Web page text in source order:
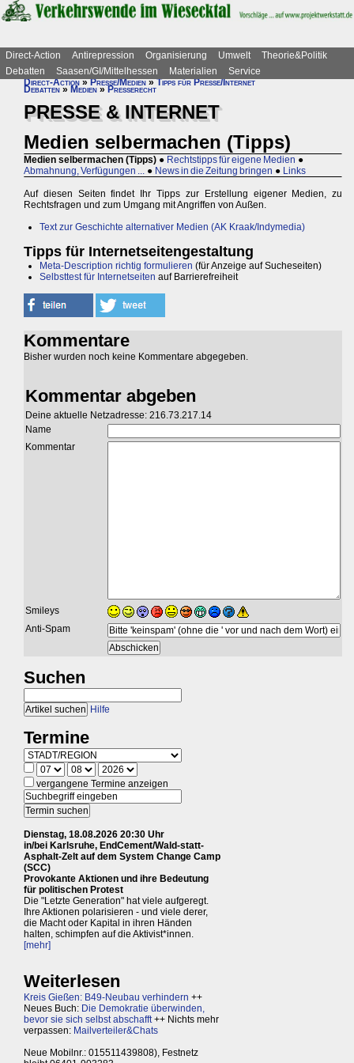
Direct-Action Antirepression Organisierung Umwelt
Theorie&Politik
Debatten
Saasen/GI/Mittelhessen Materialien
Service
Direct-Action»Presse/Medien»Tipps für Presse/Internet
Debatten » Medien » Presserecht
PRESSE & INTERNET
Medien selbermachen (Tipps)
Medien selbermachen (Tipps) ● Rechtstipps für eigene Medien ●
Abmahnung, Verfügungen ... ● News in die Zeitung bringen ● Links
Auf diesen Seiten findet Ihr Tipps zur Erstellung eigener Medien, zu
Rechtsfragen und zum Umgang mit Angriffen von Außen.
Text zur Geschichte alternativer Medien (AK Kraak/Indymedia)
Tipps für Internetseitengestaltung
Meta-Description richtig formulieren (für Anzeige auf Sucheseiten)
Selbsttest für Internetseiten auf Barrierefreiheit
Kommentare
Bisher wurden noch keine Kommentare abgegeben.
Kommentar abgeben
Deine aktuelle Netzadresse: 216.73.217.14
Name
Kommentar
Smileys
Anti-Spam
Suchen
Hilfe
Termine
vergangene Termine anzeigen
Dienstag, 18.08.2026 20:30 Uhr
in/bei Karlsruhe, EndCement/Wald-statt-
Asphalt-Zelt auf dem System Change Camp
(SCC)
Provokante Aktionen und ihre Bedeutung
für politischen Protest
Die "Letzte Generation" hat viele aufgeregt.
Ihre Aktionen polarisieren - und viele derer,
die Macht oder Kapital in ihren Händen
halten, schimpfen auf die Aktivist*innen.
[mehr]
Weiterlesen
Kreis Gießen: B49-Neubau verhindern ++
Neues Buch: Die Demokratie überwinden,
bevor sie sich selbst abschafft++ Nichts mehr
verpassen: Mailverteiler&Chats
Neue Mobilnr.: 015511439808), Festnetz